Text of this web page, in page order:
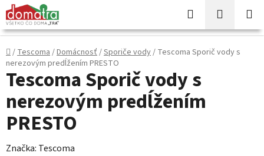
Prejsť
na
obsah
Hľadať
KOŠÍK
Domov
/Tescoma/Domácnosť/Sporiče vody/ Tescoma Sporič vody s
nerezovým predĺžením PRESTO
Tescoma Sporič vody s
nerezovým predĺžením
PRESTO
Značka: Tescoma